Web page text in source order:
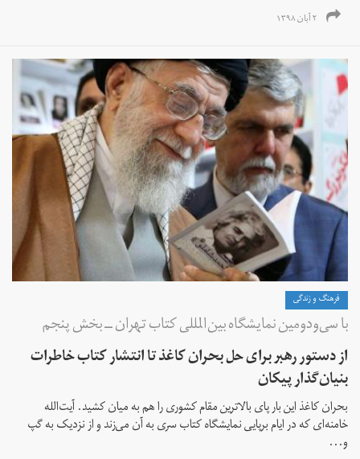
۲ آبان ۱۳۹۸
فرهنگ و زندگی
با سی‌ودومین نمایشگاه بین‌المللی کتاب تهران‌ ــ بخش پنجم
از دستور رهبر برای حل بحران کاغذ تا انتشار کتاب خاطرات
بنیان‌گذار پیکان
بحران کاغذ این بار پای بالاترین مقام کشوری را هم به میان کشید.‌ آیت‌الله
خامنه‌ای که در ایام برپایی نمایشگاه کتاب سری به آن می‌زند و از نزدیک به گپ
و...